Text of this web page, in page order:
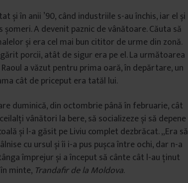
și în anii ’90, când industriile s-au închis, iar el și
A devenit paznic de vânătoare. Căuta să
și era cel mai bun cititor de urme din zonă.
porcii, atât de sigur era pe el. La următoarea
a văzut pentru prima oară, în depărtare, un
cât de priceput era tatăl lui.
duminică, din octombrie până în februarie, cât
vânători la bere, să socializeze și să depene
și l-a găsit pe Liviu complet dezbrăcat. „Era să
cu ursul și îi i-a pus pușca între ochi, dar n-a
împrejur și a început să cânte cât l-au ținut
minte, Trandafir de la Moldova.